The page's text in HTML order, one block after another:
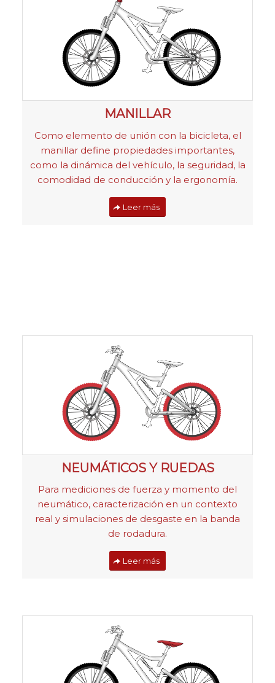
MANILLAR
Como elemento de unión con la bicicleta, el
manillar define propiedades importantes,
como la dinámica del vehículo, la seguridad, la
comodidad de conducción y la ergonomía.
Leer más
NEUMÁTICOS Y RUEDAS
Para mediciones de fuerza y momento del
neumático, caracterización en un contexto
real y simulaciones de desgaste en la banda
de rodadura.
Leer más